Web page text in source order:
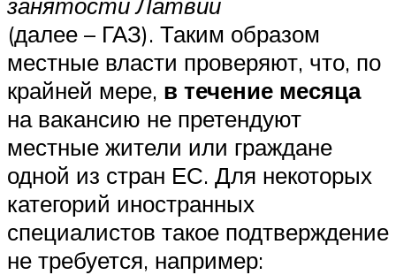
(далее – ГАЗ). Таким образом
местные власти проверяют, что, по
крайней мере, в течение месяца
на вакансию не претендуют
местные жители или граждане
одной из стран ЕС. Для некоторых
категорий иностранных
специалистов такое подтверждение
не требуется, например: